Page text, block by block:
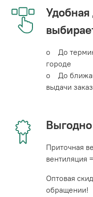
Удобная
o До
городе
o До
выдачи
Приточная
вентиляция
Оптовая
обращении!